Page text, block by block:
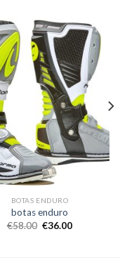
BOTAS ENDURO
botas enduro
€58.00 €36.00